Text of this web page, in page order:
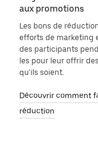
aux promotions
Les bons de
efforts de marketing
des participants
les pour leur offrir
qu'ils soient.
Découvrir comment
réduction